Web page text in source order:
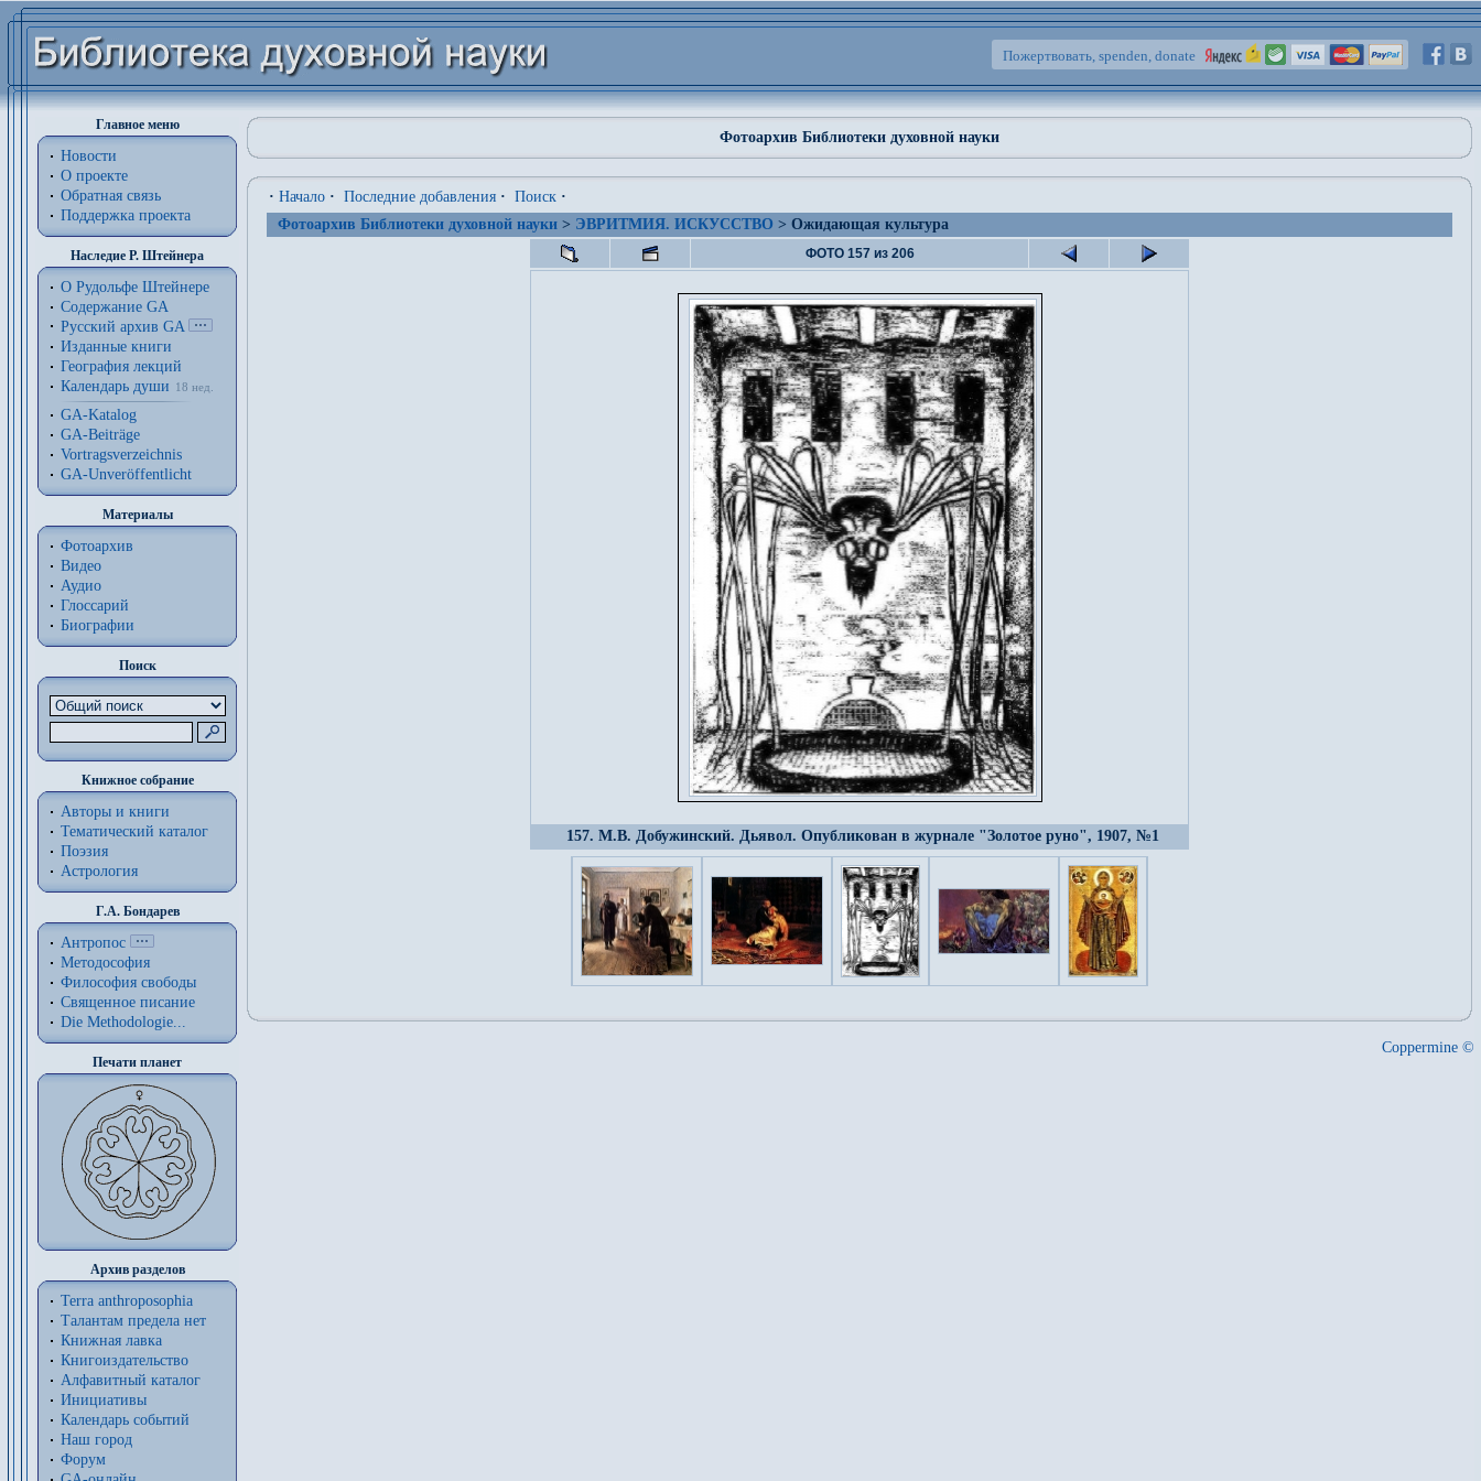
Пожертвовать, spenden, donate
Главное меню
Новости
О проекте
Обратная связь
Поддержка проекта
Наследие Р. Штейнера
О Рудольфе Штейнере
Содержание GA
Русский архив GA
Изданные книги
География лекций
Календарь души
18 нед.
GA-Katalog
GA-Beiträge
Vortragsverzeichnis
GA-Unveröffentlicht
Материалы
Фотоархив
Видео
Аудио
Глоссарий
Биографии
Поиск
Книжное собрание
Авторы и книги
Тематический каталог
Поэзия
Астрология
Г.А. Бондарев
Антропос
Методософия
Философия cвободы
Священное писание
Die Methodologie...
Печати планет
Архив разделов
Terra anthroposophia
Талантам предела нет
Книжная лавка
Книгоиздательство
Алфавитный каталог
Инициативы
Календарь событий
Наш город
Форум
Фотоархив Библиотеки духовной науки
· Начало · Последние добавления · Поиск ·
Фотоархив Библиотеки духовной науки > ЭВРИТМИЯ. ИСКУССТВО > Ожидающая культура
ФОТО 157 из 206
157. М.В. Добужинский. Дьявол. Опубликован в журнале "Золотое руно", 1907, №1
Coppermine ©